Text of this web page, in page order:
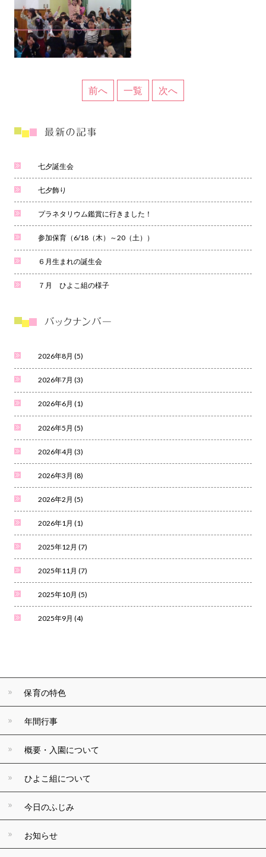
前へ 一覧 次へ
七夕誕生会
七夕飾り
プラネタリウム鑑賞に行きました！
参加保育（6/18（木）～20（土））
６月生まれの誕生会
７月 ひよこ組の様子
2026年8月 (5)
2026年7月 (3)
2026年6月 (1)
2026年5月 (5)
2026年4月 (3)
2026年3月 (8)
2026年2月 (5)
2026年1月 (1)
2025年12月 (7)
2025年11月 (7)
2025年10月 (5)
2025年9月 (4)
保育の特色
年間行事
概要・入園について
ひよこ組について
今日のふじみ
お知らせ